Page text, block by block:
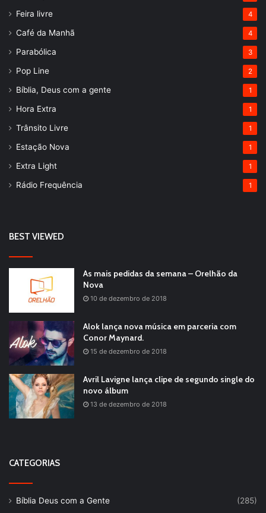
Feira livre 4
Café da Manhã 4
Parabólica 3
Pop Line 2
Bíblia, Deus com a gente 1
Hora Extra 1
Trânsito Livre 1
Estação Nova 1
Extra Light 1
Rádio Frequência 1
BEST VIEWED
As mais pedidas da semana – Orelhão da
Nova
10 de dezembro de 2018
Alok lança nova música em parceria com
Conor Maynard.
15 de dezembro de 2018
Avril Lavigne lança clipe de segundo single do
novo álbum
13 de dezembro de 2018
CATEGORIAS
Bíblia Deus com a Gente
(285)